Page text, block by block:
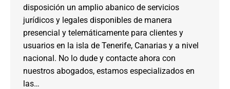
disposición un amplio abanico de servicios
jurídicos y legales disponibles de manera
presencial y telemáticamente para clientes y
usuarios en la isla de Tenerife, Canarias y a nivel
nacional. No lo dude y contacte ahora con
nuestros abogados, estamos especializados en
las…